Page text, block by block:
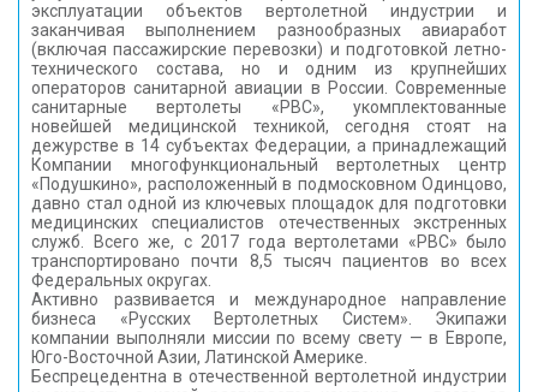
эксплуатации объектов вертолетной индустрии и
заканчивая выполнением разнообразных авиаработ
(включая пассажирские перевозки) и подготовкой летно-
технического состава, но и одним из крупнейших
операторов санитарной авиации в России. Современные
санитарные вертолеты «РВС», укомплектованные
новейшей медицинской техникой, сегодня стоят на
дежурстве в 14 субъектах Федерации, а принадлежащий
Компании многофункциональный вертолетных центр
«Подушкино», расположенный в подмосковном Одинцово,
давно стал одной из ключевых площадок для подготовки
медицинских специалистов отечественных экстренных
служб. Всего же, с 2017 года вертолетами «РВС» было
транспортировано почти 8,5 тысяч пациентов во всех
Федеральных округах.
Активно развивается и международное направление
бизнеса «Русских Вертолетных Систем». Экипажи
компании выполняли миссии по всему свету — в Европе,
Юго-Восточной Азии, Латинской Америке.
Беспрецедентна в отечественной вертолетной индустрии